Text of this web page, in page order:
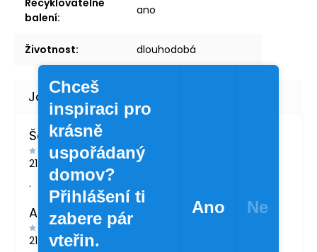
balení:
ano
Životnost: dlouhodobá
Šárka Švábová
21.7.2026
.
Andrea Žáčková
21.5.2026
Chceš
inspiraci pro
krásně
uspořádaný
domov?
Přihlášení ti
zabere pár
vteřin.
Ano Ne